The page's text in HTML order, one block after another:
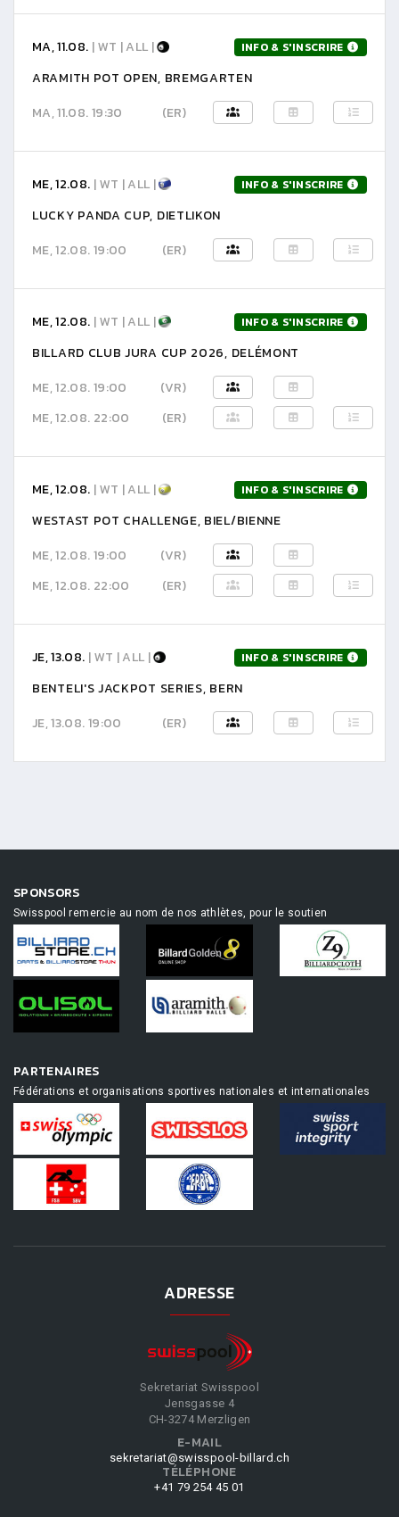
MA, 11.08. | WT | ALL | INFO & S'INSCRIRE
ARAMITH POT OPEN, BREMGARTEN
MA, 11.08. 19:30
(ER)
ME, 12.08. | WT | ALL | INFO & S'INSCRIRE
LUCKY PANDA CUP, DIETLIKON
ME, 12.08. 19:00
(ER)
ME, 12.08. | WT | ALL | INFO & S'INSCRIRE
BILLARD CLUB JURA CUP 2026, DELÉMONT
ME, 12.08. 19:00
(VR)
ME, 12.08. 22:00
(ER)
ME, 12.08. | WT | ALL | INFO & S'INSCRIRE
WESTAST POT CHALLENGE, BIEL/BIENNE
ME, 12.08. 19:00
(VR)
ME, 12.08. 22:00
(ER)
JE, 13.08. | WT | ALL | INFO & S'INSCRIRE
BENTELI'S JACKPOT SERIES, BERN
JE, 13.08. 19:00
(ER)
SPONSORS
Swisspool remercie au nom de nos athlètes, pour le soutien
PARTENAIRES
Fédérations et organisations sportives nationales et internationales
ADRESSE
Sekretariat Swisspool
Jensgasse 4
CH-3274 Merzligen
E-MAIL
sekretariat@swisspool-billard.ch
TÉLÉPHONE
+41 79 254 45 01